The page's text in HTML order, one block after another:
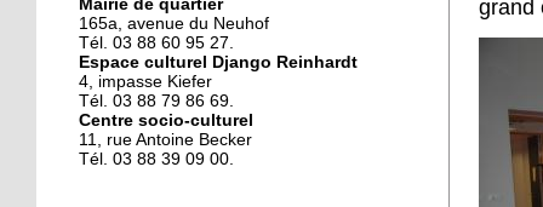
Le vrac s'invite au Neuhof
11 octobre 2018
Les petites filles
chaussent leurs
Mairie de quartier
165a, avenue du Neuhof
Tél. 03 88 60 95 27.
Espace culturel Django Reinhardt
4, impasse Kiefer
Tél. 03 88 79 86 69.
Centre socio-culturel
11, rue Antoine Becker
Tél. 03 88 39 09 00.
grand